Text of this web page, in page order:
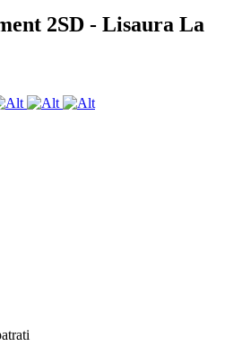
2SD - Lisaura La